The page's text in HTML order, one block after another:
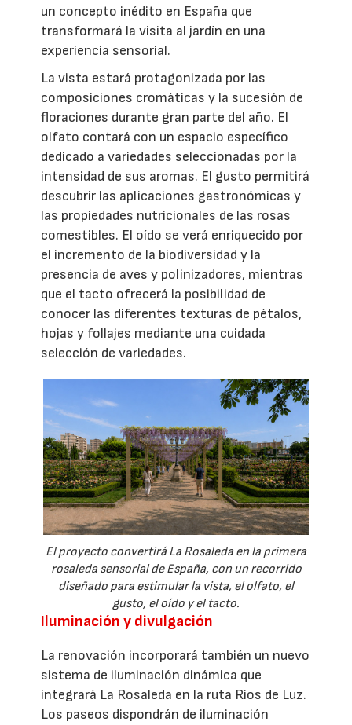
un concepto inédito en España que
transformará la visita al jardín en una
experiencia sensorial.
La vista estará protagonizada por las
composiciones cromáticas y la sucesión de
floraciones durante gran parte del año. El
olfato contará con un espacio específico
dedicado a variedades seleccionadas por la
intensidad de sus aromas. El gusto permitirá
descubrir las aplicaciones gastronómicas y
las propiedades nutricionales de las rosas
comestibles. El oído se verá enriquecido por
el incremento de la biodiversidad y la
presencia de aves y polinizadores, mientras
que el tacto ofrecerá la posibilidad de
conocer las diferentes texturas de pétalos,
hojas y follajes mediante una cuidada
selección de variedades.
El proyecto convertirá La Rosaleda en la primera
rosaleda sensorial de España, con un recorrido
diseñado para estimular la vista, el olfato, el
gusto, el oído y el tacto.
Iluminación y divulgación
La renovación incorporará también un nuevo
sistema de iluminación dinámica que
integrará La Rosaleda en la ruta Ríos de Luz.
Los paseos dispondrán de iluminación